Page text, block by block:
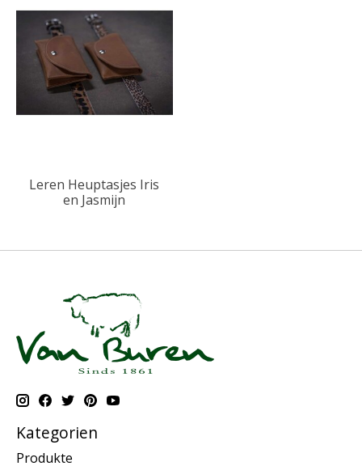
Leren Heuptasjes Iris
en Jasmijn
Kategorien
Produkte